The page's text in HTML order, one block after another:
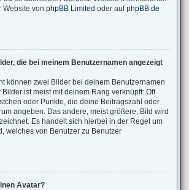
Website von phpBB Limited oder aufphpBB.de
die bei meinem Benutzernamen angezeigt
können zwei Bilder bei deinem Benutzernamen
ist meist mit deinem Rang verknüpft: Oft
oder Punkte, die deine Beitragszahl oder
angeben. Das andere, meist größere, Bild wird
Es handelt sich hierbei in der Regel um
welches von Benutzer zu Benutzer
Avatar?